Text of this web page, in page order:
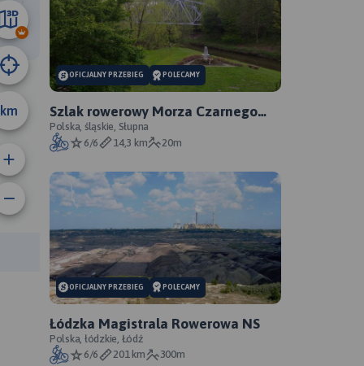
km
22 km
trasy:
OFICJALNY PRZEBIEG POLECAMY
Szlak rowerowy Morza Czarnego
Sosnowiec - oficjalny przebieg
Polska, śląskie, Słupna
6/6
14,3 km 20m
OFICJALNY PRZEBIEG POLECAMY
Łódzka Magistrala Rowerowa NS
Polska, łódzkie, Łódź
6/6
201 km 300m